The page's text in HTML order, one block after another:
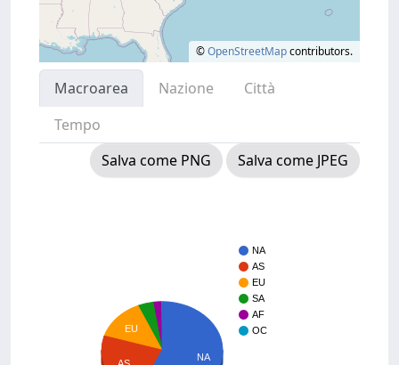
©OpenStreetMapcontributors.
Macroarea Nazione
Città
Tempo
Salva come PNG
Salva come JPEG
NA
AS
EU
SA
AF
OC
EU
NA